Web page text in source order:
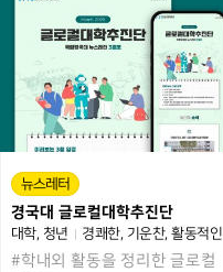
뉴스레터
경국대 글로컬대학추진단
대학 청년 경쾌한 기운찬 활동적인
#학내외 활동을 정리한 글로컬